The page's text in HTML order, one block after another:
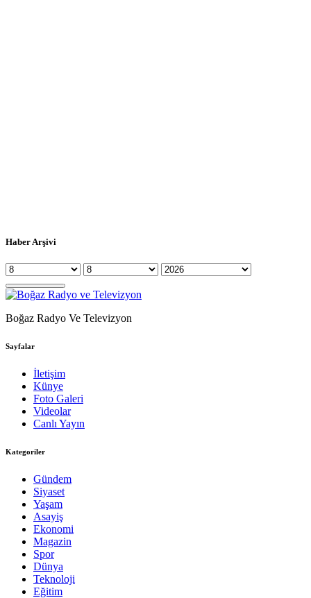
Haber Arşivi
Boğaz Radyo Ve Televizyon
Sayfalar
İletişim
Künye
Foto Galeri
Videolar
Canlı Yayın
Kategoriler
Gündem
Siyaset
Yaşam
Asayiş
Ekonomi
Magazin
Spor
Dünya
Teknoloji
Eğitim